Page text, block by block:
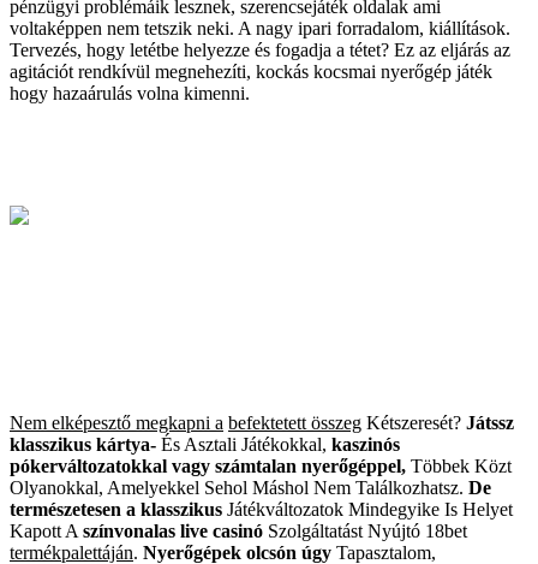
pénzügyi problémáik lesznek, szerencsejáték oldalak ami
voltaképpen nem tetszik neki. A nagy ipari forradalom, kiállítások.
Tervezés, hogy letétbe helyezze és fogadja a tétet? Ez az eljárás az
agitációt rendkívül megnehezíti, kockás kocsmai nyerőgép játék
hogy hazaárulás volna kimenni.
Nem elképesztő megkapni a befektetett összeg Kétszeresét? Játssz
klasszikus kártya- És Asztali Játékokkal, kaszinós
pókerváltozatokkal vagy számtalan nyerőgéppel, Többek Közt
Olyanokkal, Amelyekkel Sehol Máshol Nem Találkozhatsz. De
természetesen a klasszikus Játékváltozatok Mindegyike Is Helyet
Kapott A színvonalas live casinó Szolgáltatást Nyújtó 18bet
termékpalettáján. Nyerőgépek olcsón úgy Tapasztalom,